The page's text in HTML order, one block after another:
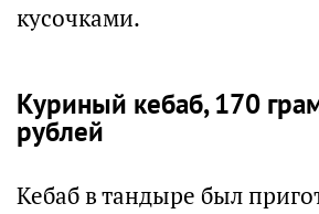
кусочками.
Куриный кебаб, 170
рублей
Кебаб в тандыре был